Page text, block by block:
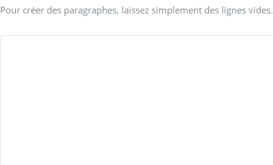
Pour créer des paragraphes, laissez simplement des lignes vides.